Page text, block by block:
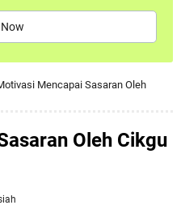
Mencapai Sasaran Oleh
Oleh Cikgu